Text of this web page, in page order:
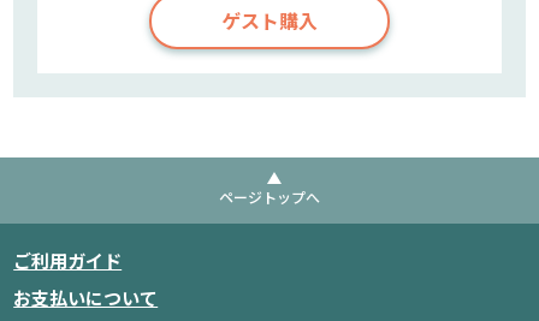
ゲスト購入
ページトップへ
ご利用ガイド
お支払いについて